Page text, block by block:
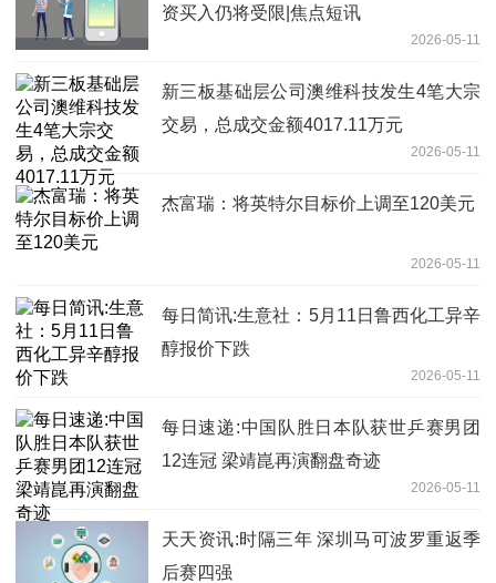
资买入仍将受限|焦点短讯
2026-05-11
新三板基础层公司澳维科技发生4笔大宗
交易，总成交金额4017.11万元
2026-05-11
杰富瑞：将英特尔目标价上调至120美元
2026-05-11
每日简讯:生意社：5月11日鲁西化工异辛
醇报价下跌
2026-05-11
每日速递:中国队胜日本队获世乒赛男团
12连冠 梁靖崑再演翻盘奇迹
2026-05-11
天天资讯:时隔三年 深圳马可波罗重返季
后赛四强